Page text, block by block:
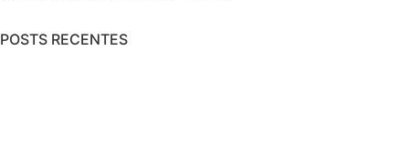
POSTS RECENTES